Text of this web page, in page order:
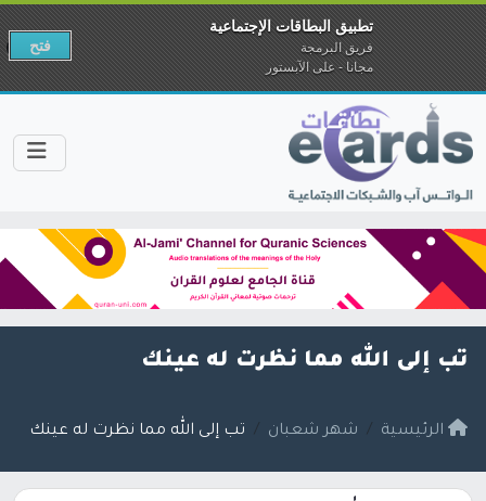
تب إلى الله مما نظرت له عينك
الرئيسية شهر شعبان تب إلى الله مما نظرت له عينك
تطبيق البطاقات الإجتماعية
فريق البرمجة
مجانا - على الآبستور
فتح